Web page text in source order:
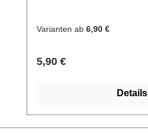
Varianten ab 6,90 €
Regulärer Preis:
5,90 €
Details